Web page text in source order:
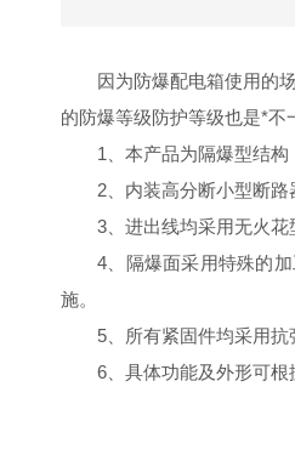
因为防爆配电箱使用的
的防爆等级防护等级也是*
1、本产品为隔爆型结
2、内装高分断小型断
3、进出线均采用无火
4、隔爆面采用特殊的
施。
5、所有紧固件均采用抗
6、具体功能及外形可根